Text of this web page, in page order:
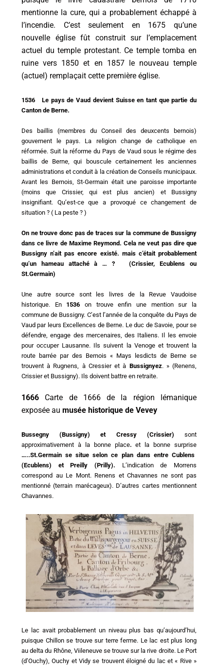
mentionne la cure, qui a probablement échappé à
l’incendie. C’est seulement en 1675 qu’une
nouvelle église fût construit sur l’emplacement
actuel du temple protestant. Ce temple tomba en
ruine vers 1850 et en 1857 le nouveau temple
(actuel) remplaçait cette première église.
1536 Le pays de Vaud devient Suisse en tant que partie du
Canton de Berne.
Des baillis (membres du Conseil des deuxcents bernois)
gouvernent le pays. La religion change de catholique en
réformée. Suit la réforme du Pays de Vaud sous le régime des
baillis de Berne, qui bouscule certainement les anciennes
administrations et conduit à la création de Conseils municipaux.
Avant les Bernois, St-Germain était une paroisse importante
(moins que Crissier, qui est plus ancien) et Bussigny
insignifiant. Qu’est-ce que a provoqué ce changement de
situation ? ( La peste ? )
On ne trouve donc pas de traces sur la commune de Bussigny
dans ce livre de Maxime Reymond. Cela ne veut pas dire que
Bussigny n’ait pas encore existé. mais c’était probablement
qu’un hameau attaché à … ? (Crissier, Ecublens ou
St.Germain)
Une autre source sont les livres de la Revue Vaudoise
historique. En 1536 on trouve enfin une mention sur la
commune de Bussigny. C’est l’année de la conquête du Pays de
Vaud par leurs Excellences de Berne. Le duc de Savoie, pour se
défendre, engage des mercenaires, des Italiens. Il les envoie
pour occuper Lausanne. Ils suivent la Venoge et trouvent la
route barrée par des Bernois « Mays lesdicts de Berne se
trouvent à Rugnens, à Cressier et à Bussignyez. » (Renens,
Crissier et Bussigny). Ils doivent battre en retraite.
1666 Carte de 1666 de la région lémanique
exposée au musée historique de Vevey
Bussegny (Bussigny) et Cressy (Crissier) sont
approximativement à la bonne place.et la bonne surprise
…..St.Germain se situe selon ce plan dans entre Cublens
(Ecublens) et Preilly (Prilly). L’indication de Morrens
correspond au Le Mont. Renens et Chavannes ne sont pas
mentionné (terrain marécageux). D’autres cartes mentionnent
Chavannes.
Le lac avait probablement un niveau plus bas qu’aujourd’hui,
puisque Chillon se trouve sur terre ferme. Le lac est plus long
au delta du Rhône, Viileneuve se trouve sur la rive droite. Le Port
(d’Ouchy), Ouchy et Vidy se trouvent éloigné du lac et « Rive »